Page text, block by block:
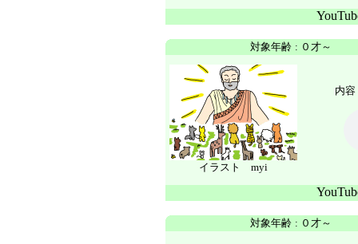
対象年齢 : ０才～
イラスト myi
内
対象年齢 : ０才～